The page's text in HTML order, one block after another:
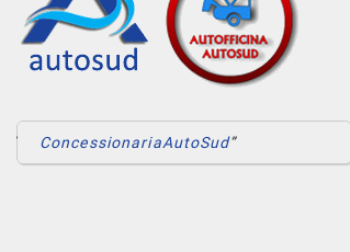
ConcessionariaAutoSud